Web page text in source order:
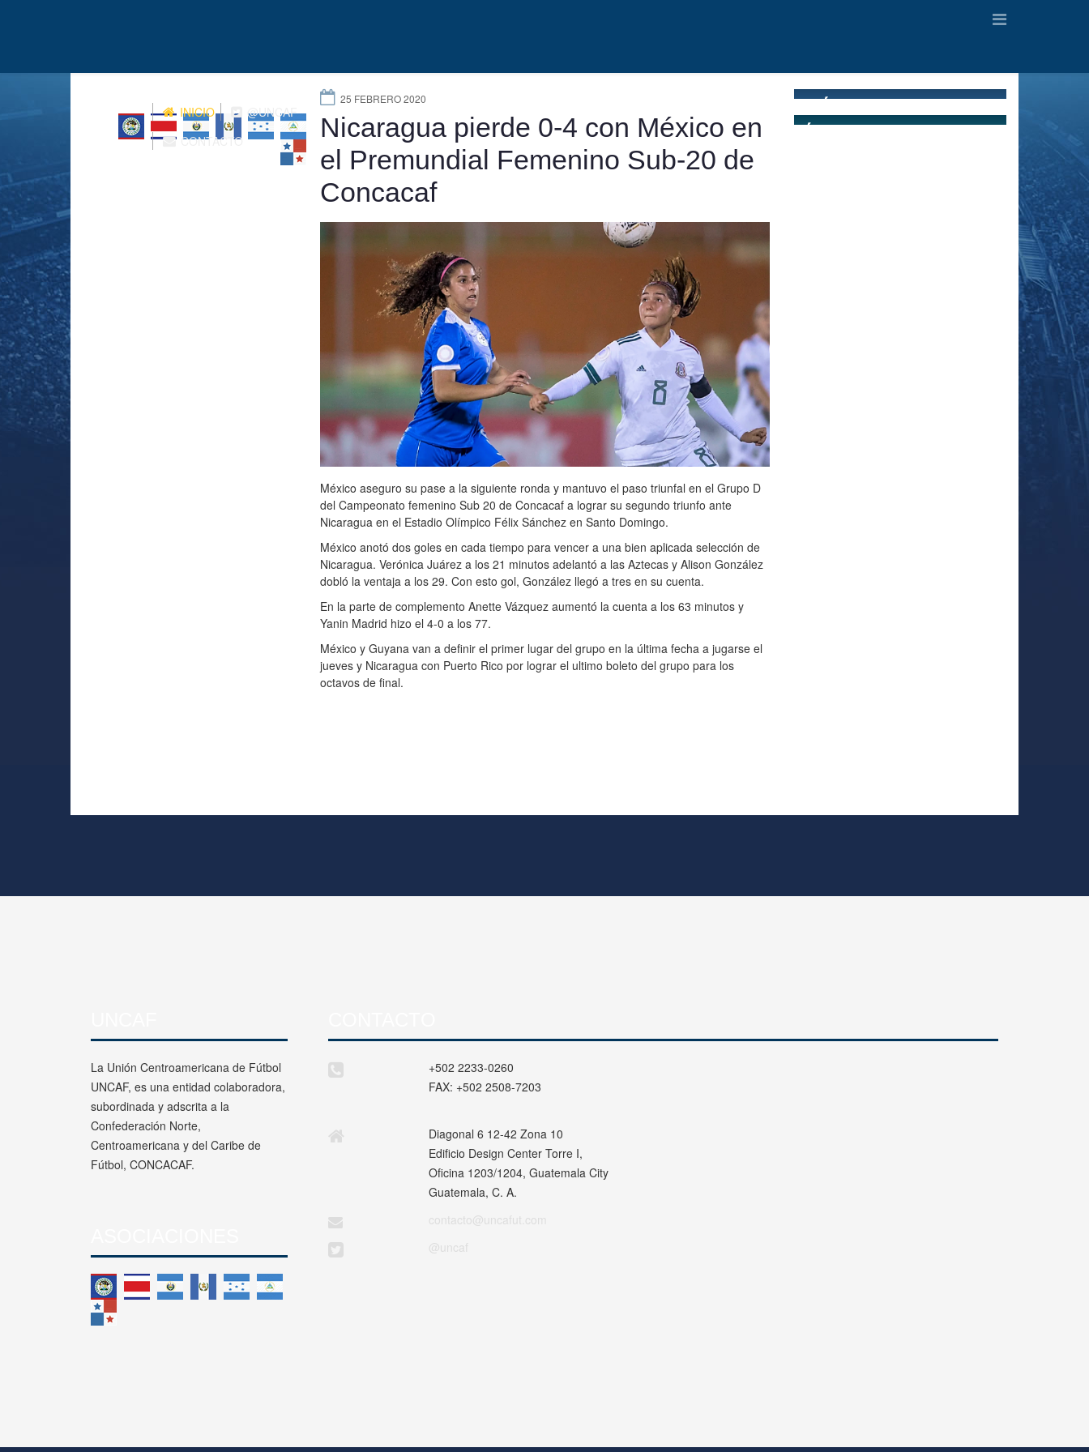
INICIO
@UNCAF
CONTACTO
25 FEBRERO 2020
Nicaragua pierde 0-4 con México en
el Premundial Femenino Sub-20 de
Concacaf
México aseguro su pase a la siguiente ronda y mantuvo el paso triunfal en el Grupo D
del Campeonato femenino Sub 20 de Concacaf a lograr su segundo triunfo ante
Nicaragua en el Estadio Olímpico Félix Sánchez en Santo Domingo.
México anotó dos goles en cada tiempo para vencer a una bien aplicada selección de
Nicaragua. Verónica Juárez a los 21 minutos adelantó a las Aztecas y Alison González
dobló la ventaja a los 29. Con esto gol, González llegó a tres en su cuenta.
En la parte de complemento Anette Vázquez aumentó la cuenta a los 63 minutos y
Yanin Madrid hizo el 4-0 a los 77.
México y Guyana van a definir el primer lugar del grupo en la última fecha a jugarse el
jueves y Nicaragua con Puerto Rico por lograr el ultimo boleto del grupo para los
octavos de final.
La Unión Centroamericana de Fútbol
UNCAF, es una entidad colaboradora,
subordinada y adscrita a la
Confederación Norte,
Centroamericana y del Caribe de
Fútbol, CONCACAF.
+502 2233-0260
FAX: +502 2508-7203
Diagonal 6 12-42 Zona 10
Edificio Design Center Torre I,
Oficina 1203/1204, Guatemala City
Guatemala, C. A.
contacto@uncafut.com
@uncaf